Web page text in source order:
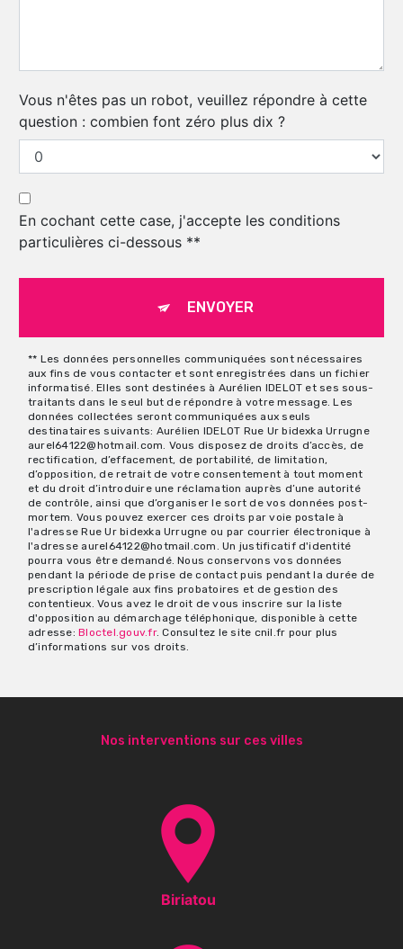
Vous n'êtes pas un robot, veuillez répondre à cette
question : combien font zéro plus dix ?
En cochant cette case, j'accepte les conditions
particulières ci-dessous **
ENVOYER
** Les données personnelles communiquées sont nécessaires
aux fins de vous contacter et sont enregistrées dans un fichier
informatisé. Elles sont destinées à Aurélien IDELOT et ses sous-
traitants dans le seul but de répondre à votre message. Les
données collectées seront communiquées aux seuls
destinataires suivants: Aurélien IDELOT Rue Ur bidexka Urrugne
aurel64122@hotmail.com. Vous disposez de droits d’accès, de
rectification, d’effacement, de portabilité, de limitation,
d’opposition, de retrait de votre consentement à tout moment
et du droit d’introduire une réclamation auprès d’une autorité
de contrôle, ainsi que d’organiser le sort de vos données post-
mortem. Vous pouvez exercer ces droits par voie postale à
l'adresse Rue Ur bidexka Urrugne ou par courrier électronique à
l'adresse aurel64122@hotmail.com. Un justificatif d'identité
pourra vous être demandé. Nous conservons vos données
pendant la période de prise de contact puis pendant la durée de
prescription légale aux fins probatoires et de gestion des
contentieux. Vous avez le droit de vous inscrire sur la liste
d'opposition au démarchage téléphonique, disponible à cette
adresse:Bloctel.gouv.fr. Consultez le site cnil.fr pour plus
d’informations sur vos droits.
Nos interventions sur ces villes
Biriatou